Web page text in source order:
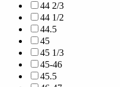
44 2/3
44 1/2
44.5
45
45 1/3
45-46
45.5